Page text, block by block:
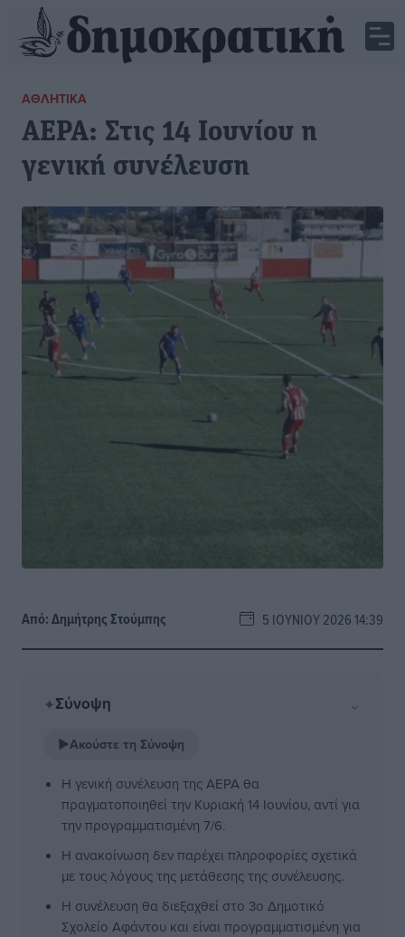
ΑΘΛΗΤΙΚΆ
ΑΕΡΑ: Στις 14 Ιουνίου η
γενική συνέλευση
Από:Δημήτρης Στούμπης 5 ΙΟΥΝΊΟΥ 2026 14:39
✦Σύνοψη ⌄
▶Ακούστε τη Σύνοψη
Η γενική συνέλευση της ΑΕΡΑ θα
πραγματοποιηθεί την Κυριακή 14 Ιουνίου, αντί για
την προγραμματισμένη 7/6.
Η ανακοίνωση δεν παρέχει πληροφορίες σχετικά
με τους λόγους της μετάθεσης της συνέλευσης.
Η συνέλευση θα διεξαχθεί στο 3ο Δημοτικό
Σχολείο Αφάντου και είναι προγραμματισμένη για